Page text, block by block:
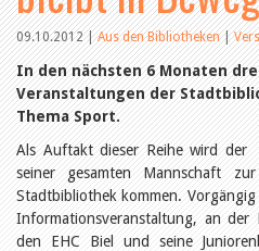
Bibliotheken
Agenda
Dienstleistungen
biblioBE nutzen
Aus dem Amt für Kultur
Aus der Kommission
Aus den Bibliotheken
Organisation
Raum und Infrastruktur
Bestand
Benutzung
Finanzen
Personal
Qualitätsmanagement
Recht und Politik
Öffentlichkeitsarbeit
09.10.2012|Aus den Bibliotheken|
In den nächsten 6 Monaten
Veranstaltungen der
Thema Sport.
Als Auftakt dieser Reihe wird
seiner gesamten Mannschaft
Stadtbibliothek kommen.
Informationsveranstaltung, an der
den EHC Biel und seine